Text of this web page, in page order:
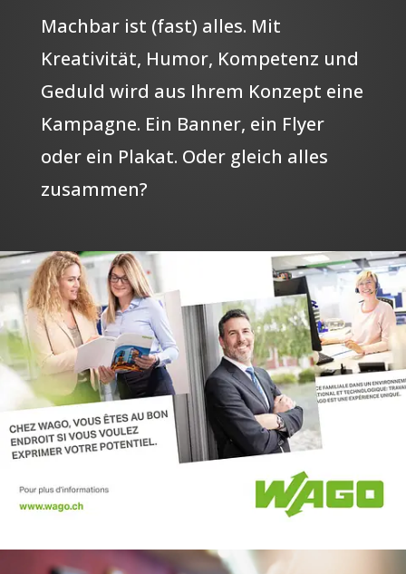
Machbar ist (fast) alles. Mit
Kreativität, Humor, Kompetenz und
Geduld wird aus Ihrem Konzept eine
Kampagne. Ein Banner, ein Flyer
oder ein Plakat. Oder gleich alles
zusammen?